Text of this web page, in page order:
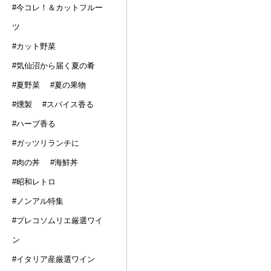
#今コレ！＆カットフルー
ツ
#カット野菜
#気仙沼から届く夏の肴
#夏野菜 #夏の果物
#燻製 #スパイス香る
#ハーブ香る
#ガッツリランチに
#肉の丼 #海鮮丼
#昭和レトロ
#ノンアル特集
#プレコソムリエ厳選ワイ
ン
#イタリア産厳選ワイン